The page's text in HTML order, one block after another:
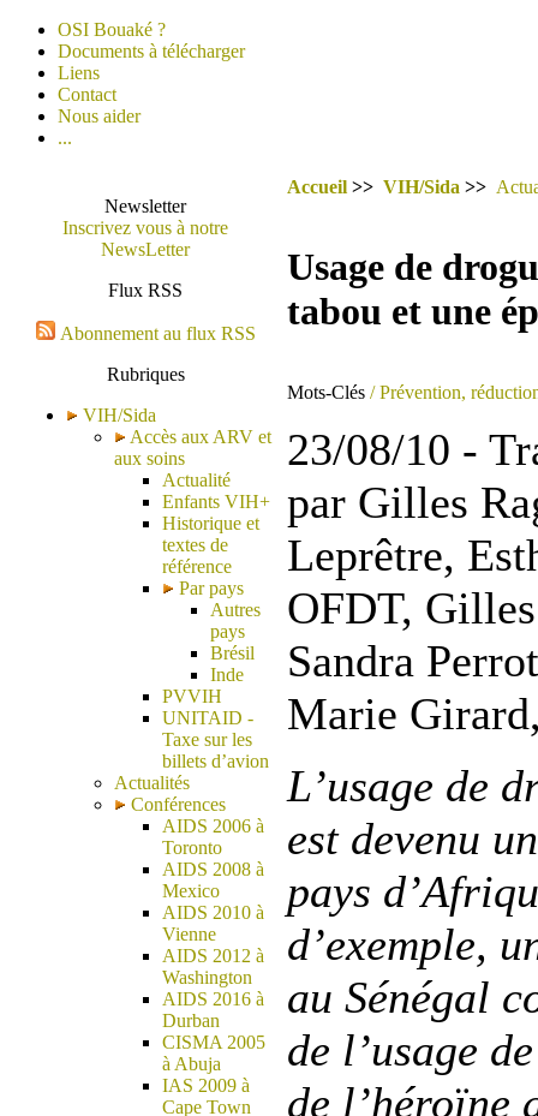
OSI Bouaké ?
Documents à télécharger
Liens
Contact
Nous aider
...
Newsletter
Inscrivez vous à notre
NewsLetter
Flux RSS
Abonnement au flux RSS
Rubriques
VIH/Sida
Accès aux ARV et
aux soins
Actualité
Enfants VIH+
Historique et
textes de
référence
Par pays
Autres
pays
Brésil
Inde
PVVIH
UNITAID -
Taxe sur les
billets d’avion
Actualités
Conférences
AIDS 2006 à
Toronto
AIDS 2008 à
Mexico
AIDS 2010 à
Vienne
AIDS 2012 à
Washington
AIDS 2016 à
Durban
CISMA 2005
à Abuja
IAS 2009 à
Cape Town
Accueil >> VIH/Sida >>
Usage de
tabou et une
Mots-Clés / Prévention,
23/08/10 -
par Gilles
Leprêtre,
OFDT,
Sandra
Marie
L’usage de
est devenu
pays
d’exemple,
au Sénégal
de l’usage
de l’héroïne